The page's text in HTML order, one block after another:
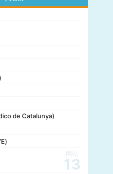
de Catalunya)
网站
13